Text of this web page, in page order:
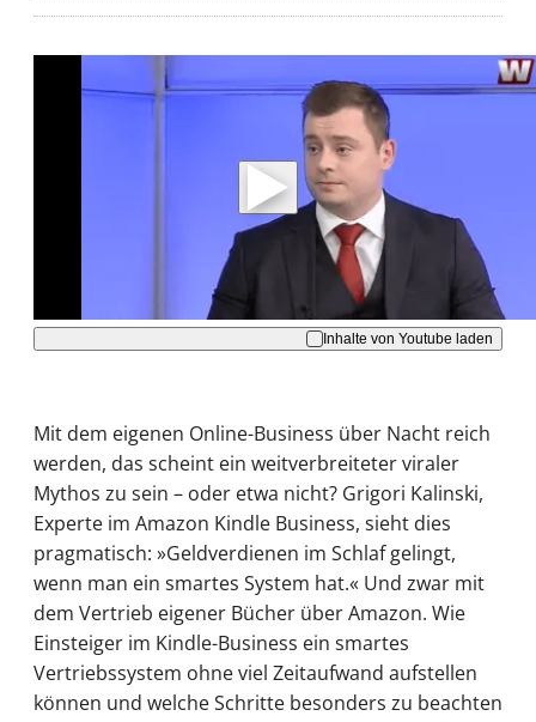
Mit der Wiedergabe dieses Videos werden
Daten an Youtube übertragen.
Hinweise dazu erhalten Sie in derDatenschutzerklärung
Akzeptieren
Inhalte von Youtube laden
Mit dem eigenen Online-Business über Nacht reich
werden, das scheint ein weitverbreiteter viraler
Mythos zu sein – oder etwa nicht? Grigori Kalinski,
Experte im Amazon Kindle Business, sieht dies
pragmatisch: »Geldverdienen im Schlaf gelingt,
wenn man ein smartes System hat.« Und zwar mit
dem Vertrieb eigener Bücher über Amazon. Wie
Einsteiger im Kindle-Business ein smartes
Vertriebssystem ohne viel Zeitaufwand aufstellen
können und welche Schritte besonders zu beachten